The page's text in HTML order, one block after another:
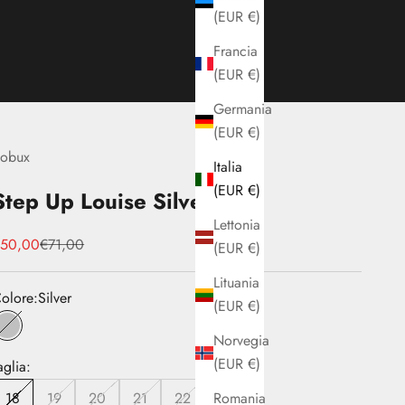
(EUR €)
Francia
(EUR €)
Germania
(EUR €)
Italia
(EUR €)
Lettonia
(EUR €)
Lituania
(EUR €)
Norvegia
(EUR €)
Romania
Up Louise Silver
scontato
Prezzo
€71,00
Silver
Silver
18
19 20 21 22